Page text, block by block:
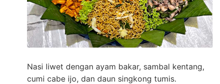
Nasi liwet dengan ayam bakar, sambal kentang,
cumi cabe ijo, dan daun singkong tumis.